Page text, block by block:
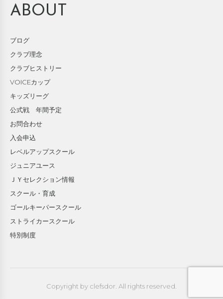
ABOUT
ブログ
クラブ理念
クラブヒストリー
VOICEカップ
キッズリーグ
公式戦 年間予定
お問合わせ
入会申込
レベルアップスクール
ジュニアユース
ＪＹセレクション情報
スクール・育成
ゴールキーパースクール
ストライカースクール
特別制度
Copyright by clefsdor. All rights reserved.